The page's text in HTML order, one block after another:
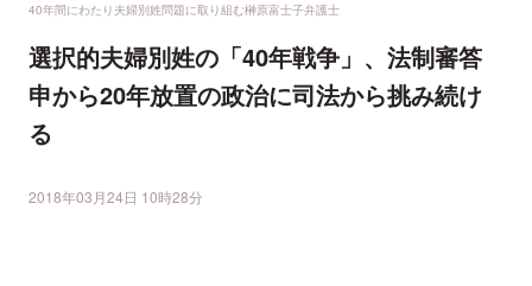
40年間にわたり夫婦別姓問題に取り組む榊原富士子弁護士
選択的夫婦別姓の「40年戦争」、法制審答
申から20年放置の政治に司法から挑み続け
る
2018年03月24日 10時28分